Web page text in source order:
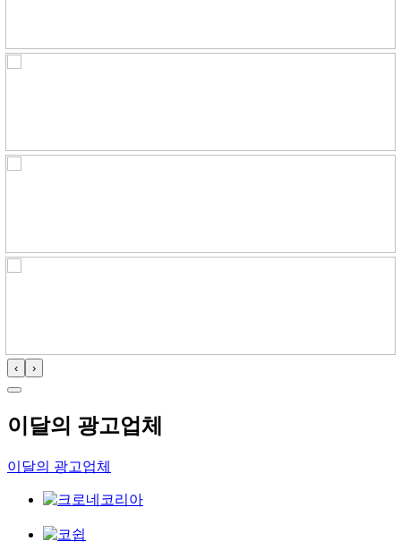
‹ ›
이달의 광고업체
이달의 광고업체